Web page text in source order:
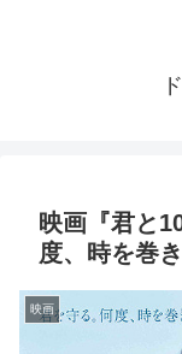
映画『君と
度、時を巻
映画